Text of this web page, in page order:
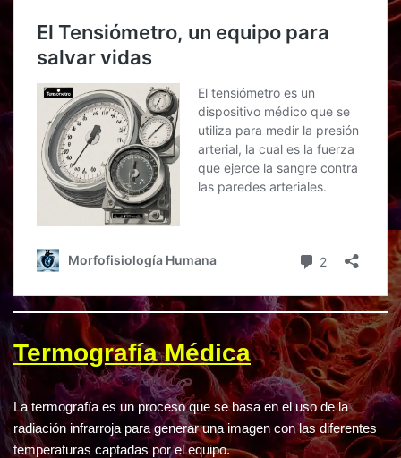
Termografía Médica
La termografía es un proceso que se basa en el uso de la
radiación infrarroja para generar una imagen con las diferentes
temperaturas captadas por el equipo.